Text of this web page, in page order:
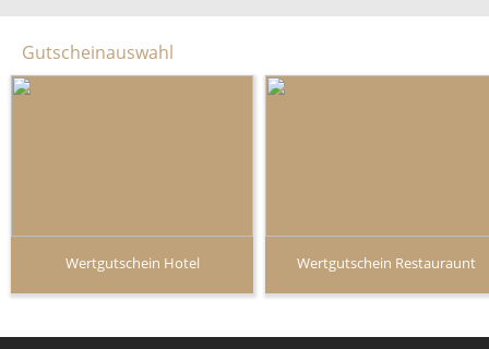
Gutscheinauswahl
Wertgutschein Hotel Wertgutschein Restauraunt